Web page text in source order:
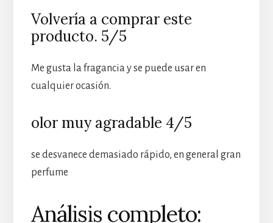
Volvería a comprar este
producto. 5/5
Me gusta la fragancia y se puede usar en
cualquier ocasión.
olor muy agradable 4/5
se desvanece demasiado rápido, en general gran
perfume
Análisis completo: